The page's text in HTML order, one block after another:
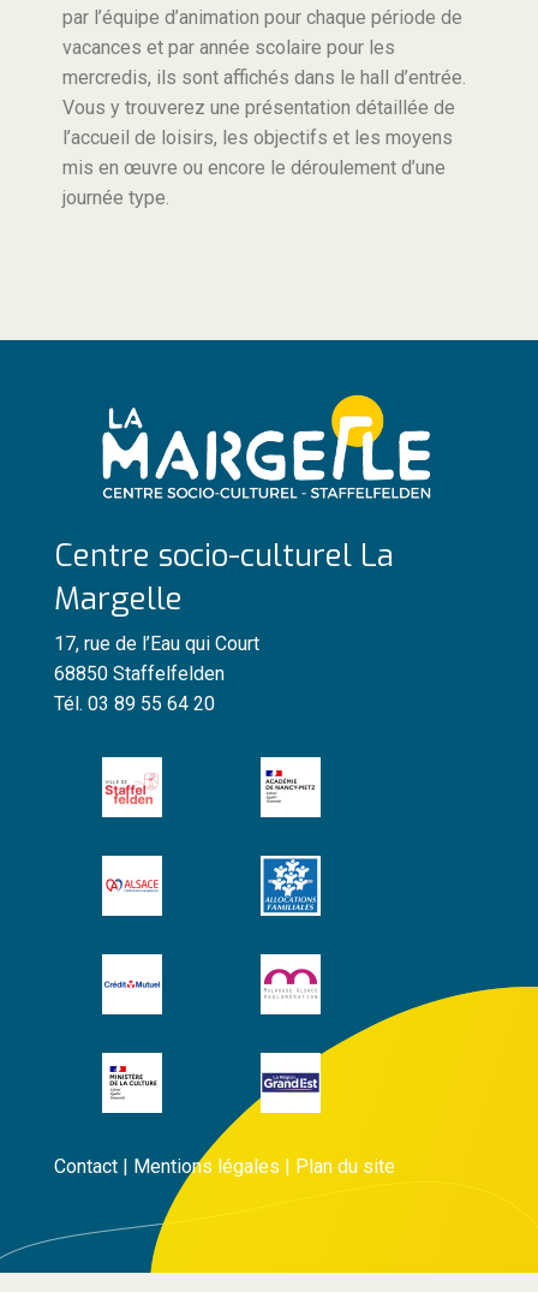
par l’équipe d’animation pour chaque période de
vacances et par année scolaire pour les
mercredis, ils sont affichés dans le hall d’entrée.
Vous y trouverez une présentation détaillée de
l’accueil de loisirs, les objectifs et les moyens
mis en œuvre ou encore le déroulement d’une
journée type.
Centre socio-culturel La
Margelle
17, rue de l’Eau qui Court
68850 Staffelfelden
Tél. 03 89 55 64 20
Contact| Mentions légales Plan du site